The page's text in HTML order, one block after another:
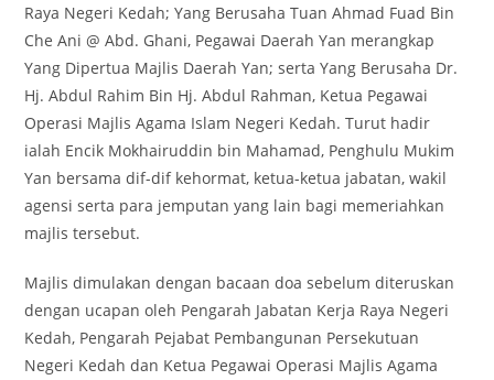
Raya Negeri Kedah; Yang Berusaha Tuan Ahmad Fuad Bin
Che Ani @ Abd. Ghani, Pegawai Daerah Yan merangkap
Yang Dipertua Majlis Daerah Yan; serta Yang Berusaha Dr.
Hj. Abdul Rahim Bin Hj. Abdul Rahman, Ketua Pegawai
Operasi Majlis Agama Islam Negeri Kedah. Turut hadir
ialah Encik Mokhairuddin bin Mahamad, Penghulu Mukim
Yan bersama dif-dif kehormat, ketua-ketua jabatan, wakil
agensi serta para jemputan yang lain bagi memeriahkan
majlis tersebut.
Majlis dimulakan dengan bacaan doa sebelum diteruskan
dengan ucapan oleh Pengarah Jabatan Kerja Raya Negeri
Kedah, Pengarah Pejabat Pembangunan Persekutuan
Negeri Kedah dan Ketua Pegawai Operasi Majlis Agama